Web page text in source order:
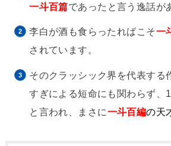
一斗百篇であったと言う逸話が
李白が酒も食らったればこそ一
されています。
そのクラッシック界を代表する
すぎによる短命にも関わらず、
と言われ、まさに一斗百編の天